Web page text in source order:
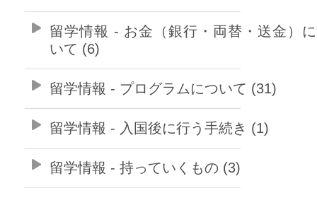
留学情報 - お金（銀行・両替・送金）
いて (6)
留学情報 - プログラムについて (31)
留学情報 - 入国後に行う手続き (1)
留学情報 - 持っていくもの (3)